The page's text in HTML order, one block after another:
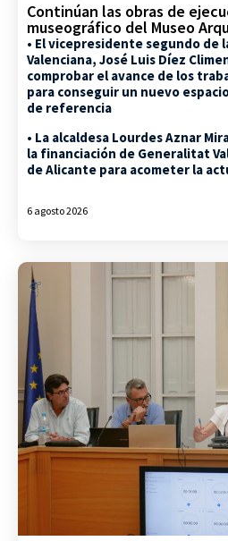
Continúan las obras de
museográfico del Museo
• El vicepresidente segundo de
Valenciana, José Luis Díez
comprobar el avance de los
para conseguir un nuevo
de referencia
• La alcaldesa Lourdes Aznar
la financiación de Generalitat
de Alicante para acometer la
6 agosto 2026